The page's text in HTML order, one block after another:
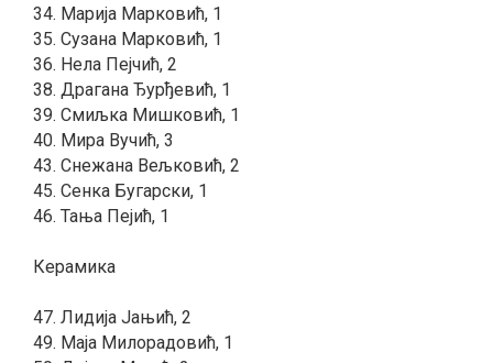
34. Марија Марковић, 1
35. Сузана Марковић, 1
36. Нела Пејчић, 2
38. Драгана Ђурђевић, 1
39. Смиљка Мишковић, 1
40. Мира Вучић, 3
43. Снежана Вељковић, 2
45. Сенка Бугарски, 1
46. Тања Пејић, 1
Керамика
47. Лидија Јањић, 2
49. Маја Милорадовић, 1